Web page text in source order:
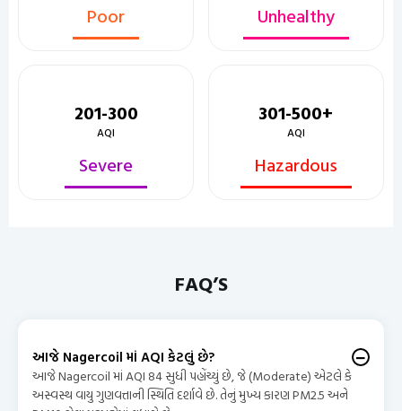
Poor Unhealthy
201-300
AQI
Severe
301-500+
AQI
Hazardous
FAQ’S
આજે Nagercoil માં AQI કેટલું છે?
આજે Nagercoil માં AQI 84 સુધી પહોંચ્યું છે, જે (Moderate) એટલે કે
અસ્વસ્થ વાયુ ગુણવત્તાની સ્થિતિ દર્શાવે છે. તેનું મુખ્ય કારણ PM2.5 અને